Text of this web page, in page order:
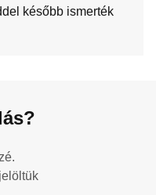
később ismerték